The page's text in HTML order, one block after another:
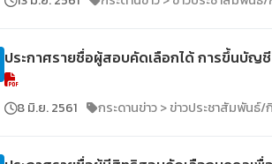
ประกาศรายชื่อผู้สอบคัดเลือกได้ การขึ้นบัญ
8 มิ.ย. 2561 กระดานข่าว > ข่าวประชาสัมพันธ์